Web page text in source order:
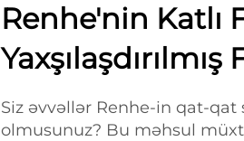
Renhe'nin Katlı
Siz əvvəllər Renhe-in qat-qat
olmusunuz? Bu məhsul